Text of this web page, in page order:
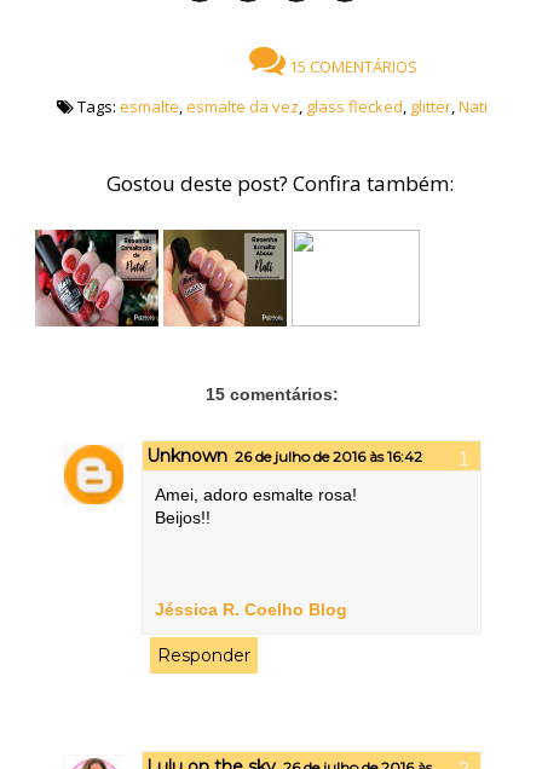
15 COMENTÁRIOS
Tags: esmalte,esmalte da vez, glass flecked, glitter,Nati
Gostou deste post? Confira também:
15 comentários:
Unknown 26 de julho de 2016 às 16:42
Amei, adoro esmalte rosa!
Beijos!!
Jéssica R. Coelho Blog
Responder